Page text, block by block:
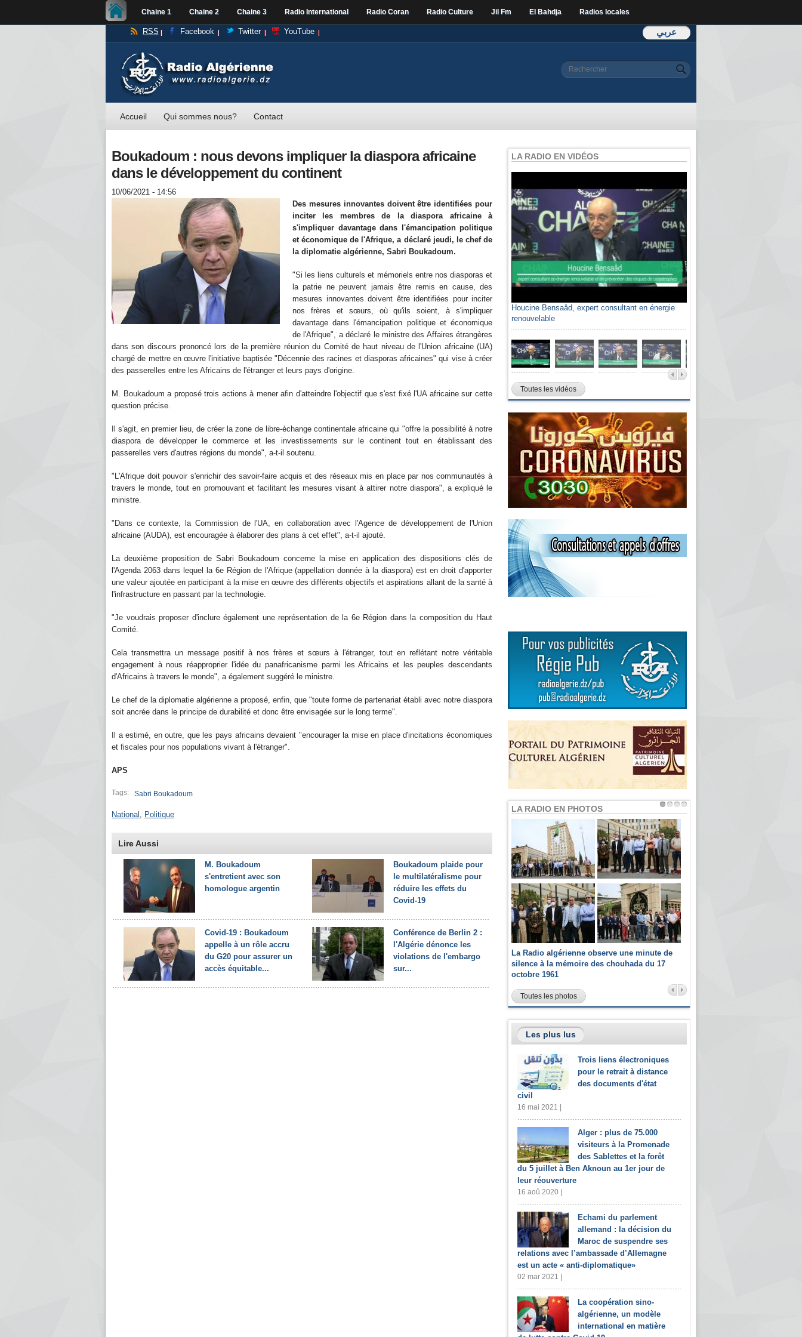
Chaine 1 Chaine 2 Chaine 3 Radio International Radio Coran Radio Culture Jil Fm El Bahdja Radios locales
عربي RSS Facebook Twitter YouTube
Formulaire de
Rechercher
Accueil Qui sommes nous? Contact
Boukadoum : nous devons impliquer la diaspora africaine
dans le développement du continent
10/06/2021 - 14:56
Des mesures innovantes doivent être identifiées pour
inciter les membres de la diaspora africaine à
s'impliquer davantage dans l'émancipation politique
et économique de l'Afrique, a déclaré jeudi, le chef de
la diplomatie algérienne, Sabri Boukadoum.
"Si les liens culturels et mémoriels entre nos diasporas et
la patrie ne peuvent jamais être remis en cause, des
mesures innovantes doivent être identifiées pour inciter
nos frères et sœurs, où qu'ils soient, à s'impliquer
davantage dans l'émancipation politique et économique
de l'Afrique", a déclaré le ministre des Affaires étrangères
dans son discours prononcé lors de la première réunion du Comité de haut niveau de l'Union africaine (UA)
chargé de mettre en œuvre l'initiative baptisée "Décennie des racines et diasporas africaines" qui vise à créer
des passerelles entre les Africains de l'étranger et leurs pays d'origine.
M. Boukadoum a proposé trois actions à mener afin d'atteindre l'objectif que s'est fixé l'UA africaine sur cette
question précise.
Il s'agit, en premier lieu, de créer la zone de libre-échange continentale africaine qui "offre la possibilité à notre
diaspora de développer le commerce et les investissements sur le continent tout en établissant des
passerelles vers d'autres régions du monde", a-t-il soutenu.
"L'Afrique doit pouvoir s'enrichir des savoir-faire acquis et des réseaux mis en place par nos communautés à
travers le monde, tout en promouvant et facilitant les mesures visant à attirer notre diaspora", a expliqué le
ministre.
"Dans ce contexte, la Commission de l'UA, en collaboration avec l'Agence de développement de l'Union
africaine (AUDA), est encouragée à élaborer des plans à cet effet", a-t-il ajouté.
La deuxième proposition de Sabri Boukadoum concerne la mise en application des dispositions clés de
l'Agenda 2063 dans lequel la 6e Région de l'Afrique (appellation donnée à la diaspora) est en droit d'apporter
une valeur ajoutée en participant à la mise en œuvre des différents objectifs et aspirations allant de la santé à
l'infrastructure en passant par la technologie.
"Je voudrais proposer d'inclure également une représentation de la 6e Région dans la composition du Haut
Comité.
Cela transmettra un message positif à nos frères et sœurs à l'étranger, tout en reflétant notre véritable
engagement à nous réapproprier l'idée du panafricanisme parmi les Africains et les peuples descendants
d'Africains à travers le monde", a également suggéré le ministre.
Le chef de la diplomatie algérienne a proposé, enfin, que "toute forme de partenariat établi avec notre diaspora
soit ancrée dans le principe de durabilité et donc être envisagée sur le long terme".
Il a estimé, en outre, que les pays africains devaient "encourager la mise en place d'incitations économiques
et fiscales pour nos populations vivant à l'étranger".
APS
Tags: Sabri Boukadoum
National , Politique
Lire Aussi
M. Boukadoum
s'entretient avec son
homologue argentin
Boukadoum plaide pour
le multilatéralisme pour
réduire les effets du
Covid-19
Covid-19 : Boukadoum
appelle à un rôle accru
du G20 pour assurer un
accès équitable...
Conférence de Berlin 2 :
l'Algérie dénonce les
violations de l'embargo
sur...
LA RADIO EN VIDÉOS
Houcine Bensaâd, expert consultant en énergie
renouvelable
Toutes les vidéos
LA RADIO EN PHOTOS
La Radio algérienne observe une minute de
silence à la mémoire des chouhada du 17
octobre 1961
Toutes les photos
Les plus lus
Trois liens électroniques
pour le retrait à distance
des documents d'état
civil
16 mai 2021 |
Alger : plus de 75.000
visiteurs à la Promenade
des Sablettes et la forêt
du 5 juillet à Ben Aknoun au 1er jour de
leur réouverture
16 aoû 2020 |
Echami du parlement
allemand : la décision du
Maroc de suspendre ses
relations avec l’ambassade d’Allemagne
est un acte « anti-diplomatique»
02 mar 2021 |
La coopération sino-
algérienne, un modèle
international en matière